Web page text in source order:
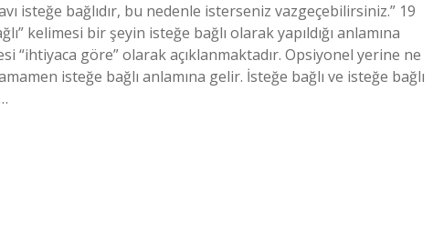
isteğe bağlıdır, bu nedenle isterseniz vazgeçebilirsiniz.” 19
kelimesi bir şeyin isteğe bağlı olarak yapıldığı anlamına
“ihtiyaca göre” olarak açıklanmaktadır. Opsiyonel yerine ne
isteğe bağlı anlamına gelir. İsteğe bağlı ve isteğe bağlı